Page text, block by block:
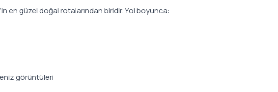
en güzel doğal rotalarından biridir. Yol boyunca:
görüntüleri